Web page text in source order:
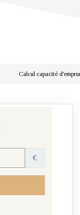
Calcul capacité